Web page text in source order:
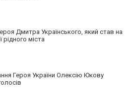
Дмитра Українського, який став на
рідного міста
Героя України Олексію Юкову